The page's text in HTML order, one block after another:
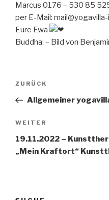
Marcus 0176 – 530 85
per E-Mail:
Eure Ewa
Buddha: – Bild von
Beitragsnavigation
Vorheriger
Beitrag
ZURÜCK
Allgemeiner
Nächster
Beitrag
WEITER
19.11.2022 –
„Mein Kraftort“